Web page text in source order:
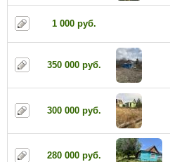
1 000 руб.
350 000 руб.
300 000 руб.
280 000 руб.